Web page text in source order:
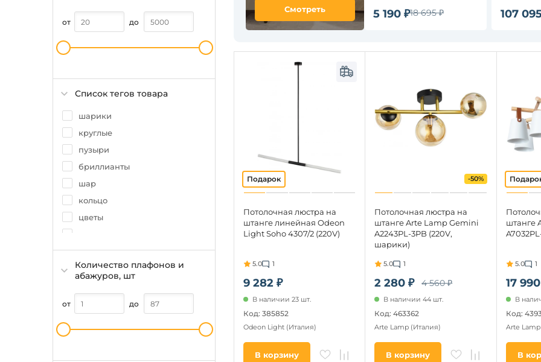
от до
Список тегов товара
шарики
круглые
пузыри
бриллианты
шар
кольцо
цветы
каскадные
свеча
лепестки
Количество плафонов и
абажуров, шт
от до
Смотреть 5 190 ₽18 695 ₽
Аллегрия
107
9 282 ₽
Потолочная люстра на
штанге линейная Odeon
Light Soho 4307/2 (220V)
5.0 1
В наличии 23 шт.
Код: 385852
Odeon Light (Италия)
В корзину
2 280 ₽ 4 560 ₽
-50%
Потолочная люстра на
штанге Arte Lamp Gemini
A2243PL-3PB (220V,
шарики)
5.0 1
В наличии 44 шт.
Код: 463362
Arte Lamp (Италия)
В корзину
17
штанге
5.0 1
В
Код:
Arte Lamp
В